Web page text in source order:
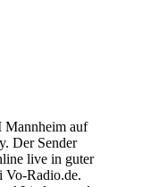
Mannheim auf
Der Sender
live in guter
Vo-Radio.de.